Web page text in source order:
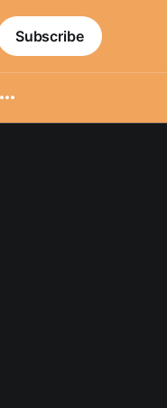
Subscribe